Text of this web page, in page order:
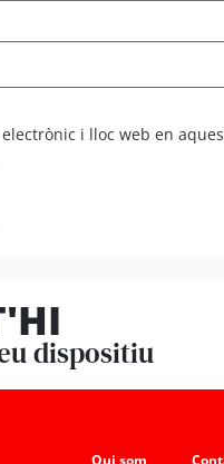
i lloc web en
dispositiu